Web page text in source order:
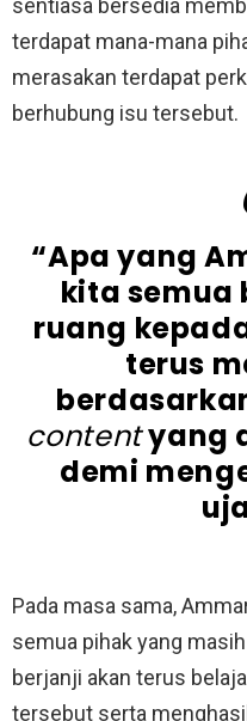
sentiasa bersedia
terdapat mana-mana
merasakan terdapat
berhubung isu tersebut.
“Apa yang
kita semua
ruang
terus
contentyang
demi
Pada masa sama,
semua pihak yang
berjanji akan terus
tersebut serta